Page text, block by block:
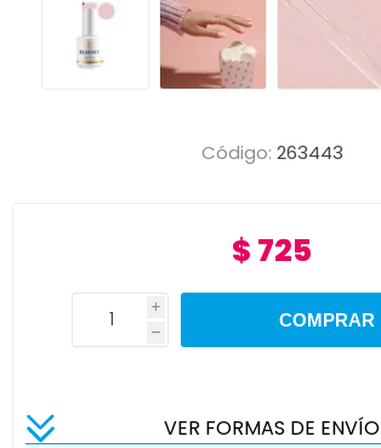
Código: 263443
$ 725
i
h
VER FORMAS DE ENVÍO